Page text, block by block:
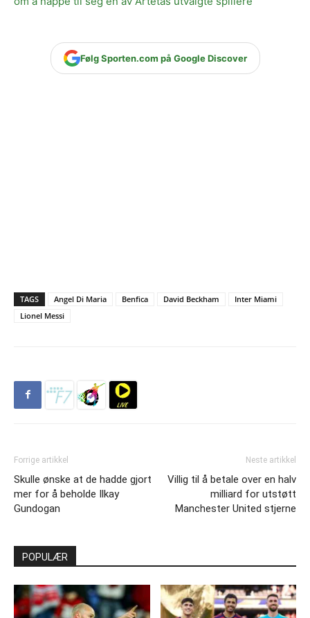
Følg Sporten.com på Google Discover
TAGS Angel Di Maria Benfica David Beckham
Inter Miami
Lionel Messi
Forrige artikkel
Skulle ønske at de hadde gjort
mer for å beholde Ilkay
Gundogan
Neste artikkel
Villig til å betale over en halv
milliard for utstøtt
Manchester United stjerne
POPULÆR